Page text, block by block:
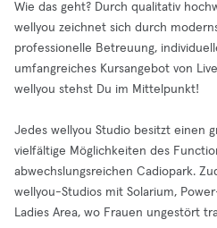
Wie das geht? Durch qualitativ
wellyou zeichnet sich durch
professionelle Betreuung,
umfangreiches Kursangebot von
wellyou stehst Du im Mittelpunkt!
Jedes wellyou Studio besitzt einen
vielfältige Möglichkeiten des
abwechslungsreichen Cadiopark.
wellyou-Studios mit Solarium,
Ladies Area, wo Frauen ungestört